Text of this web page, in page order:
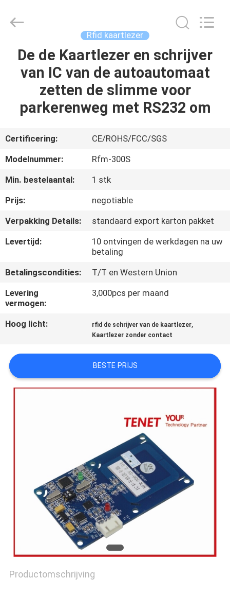
HUIS
PRODUCTEN
ONGEVEER
ONS
KWALITEITSCONTROLE
CONTACTEER
VERZOEK
OM
EEN
SITEMAP
Online
Market.
Rfid kaartlezer
De de Kaartlezer en schrijver
van IC van de autoautomaat
zetten de slimme voor
parkerenweg met RS232 om
Certificering:
CE/ROHS/FCC/SGS
Modelnummer:
Rfm-300S
Min. bestelaantal:
1 stk
Prijs:
negotiable
Verpakking Details:
standaard export karton pakket
Levertijd:
10 ontvingen de werkdagen na uw
betaling
Betalingscondities:
T/T en Western Union
Levering
vermogen:
3,000pcs per maand
Hoog licht: rfid de schrijver van de kaartlezer,
Kaartlezer zonder contact
BESTE PRIJS
Productomschrijving